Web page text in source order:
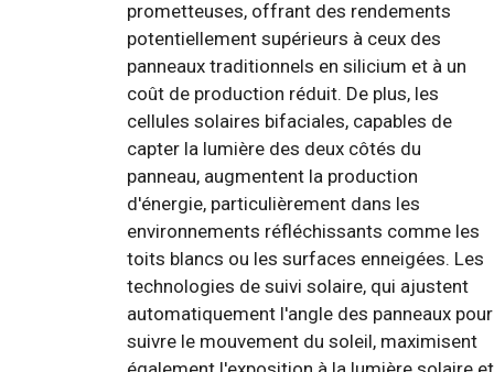
prometteuses, offrant des rendements
potentiellement supérieurs à ceux des
panneaux traditionnels en silicium et à un
coût de production réduit. De plus, les
cellules solaires bifaciales, capables de
capter la lumière des deux côtés du
panneau, augmentent la production
d'énergie, particulièrement dans les
environnements réfléchissants comme les
toits blancs ou les surfaces enneigées. Les
technologies de suivi solaire, qui ajustent
automatiquement l'angle des panneaux pour
suivre le mouvement du soleil, maximisent